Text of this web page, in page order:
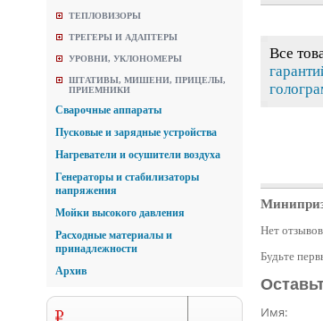
ТЕПЛОВИЗОРЫ
ТРЕГЕРЫ И АДАПТЕРЫ
УРОВНИ, УКЛОНОМЕРЫ
ШТАТИВЫ, МИШЕНИ, ПРИЦЕЛЫ,
ПРИЕМНИКИ
Сварочные аппараты
Пусковые и зарядные устройства
Нагреватели и осушители воздуха
Генераторы и стабилизаторы
напряжения
Мойки высокого давления
Расходные материалы и
принадлежности
Архив
Все
Нет
Будьте
Имя: